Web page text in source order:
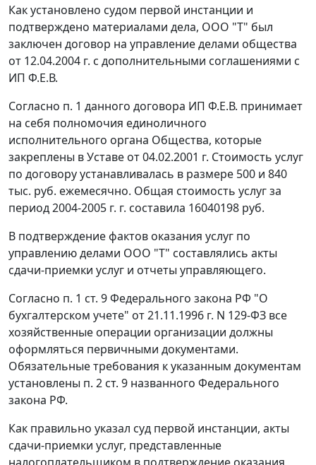
Как установлено судом первой инстанции и
подтверждено материалами дела, ООО "Т" был
заключен договор на управление делами общества
от 12.04.2004 г. с дополнительными соглашениями с
ИП Ф.Е.В.
Согласно п. 1 данного договора ИП Ф.Е.В. принимает
на себя полномочия единоличного
исполнительного органа Общества, которые
закреплены в Уставе от 04.02.2001 г. Стоимость услуг
по договору устанавливалась в размере 500 и 840
тыс. руб. ежемесячно. Общая стоимость услуг за
период 2004-2005 г. г. составила 16040198 руб.
В подтверждение фактов оказания услуг по
управлению делами ООО "Т" составлялись акты
сдачи-приемки услуг и отчеты управляющего.
Согласно п. 1 ст. 9Федерального закона РФ "О
бухгалтерском учете" от 21.11.1996 г. N 129-ФЗ все
хозяйственные операции организации должны
оформляться первичными документами.
Обязательные требования к указанным документам
установлены п. 2 ст. 9 названного Федерального
закона РФ.
Как правильно указал суд первой инстанции, акты
сдачи-приемки услуг, представленные